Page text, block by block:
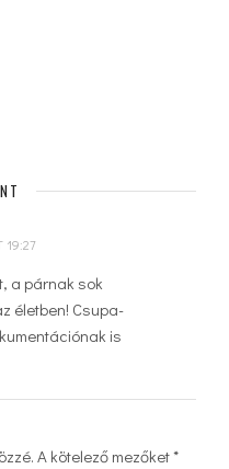
19:27
a párnak sok
életben! Csupa-
is
A kötelező mezőket*